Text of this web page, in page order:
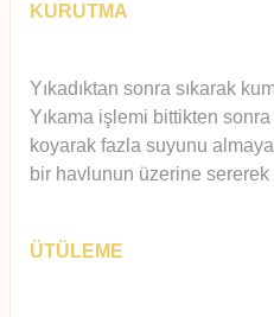
KURUTMA
Yıkadıktan sonra sıkarak
Yıkama işlemi bittikten
koyarak fazla suyunu
bir havlunun üzerine sererek
ÜTÜLEME